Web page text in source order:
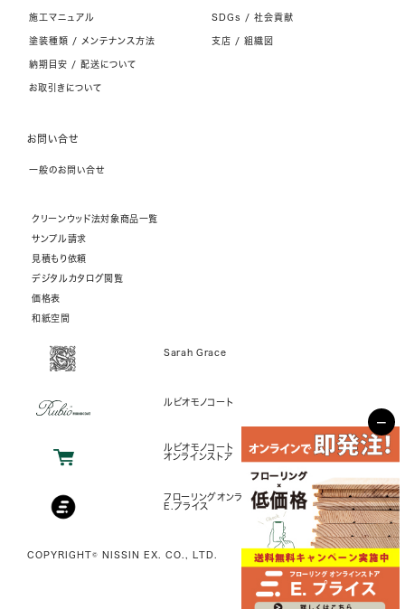
施工マニュアル
塗装種類 / メンテナンス方法
納期目安 / 配送について
お取引きについて
SDGs / 社会貢献
支店 / 組織図
お問い合せ
一般のお問い合せ
クリーンウッド法対象商品一覧
サンプル請求
見積もり依頼
デジタルカタログ閲覧
価格表
和紙空間
Sarah Grace
ルビオモノコート
ルビオモノコート
オンラインストア
フローリングオンラインストア
E.プライス
COPYRIGHT© NISSIN EX. CO., LTD.
−